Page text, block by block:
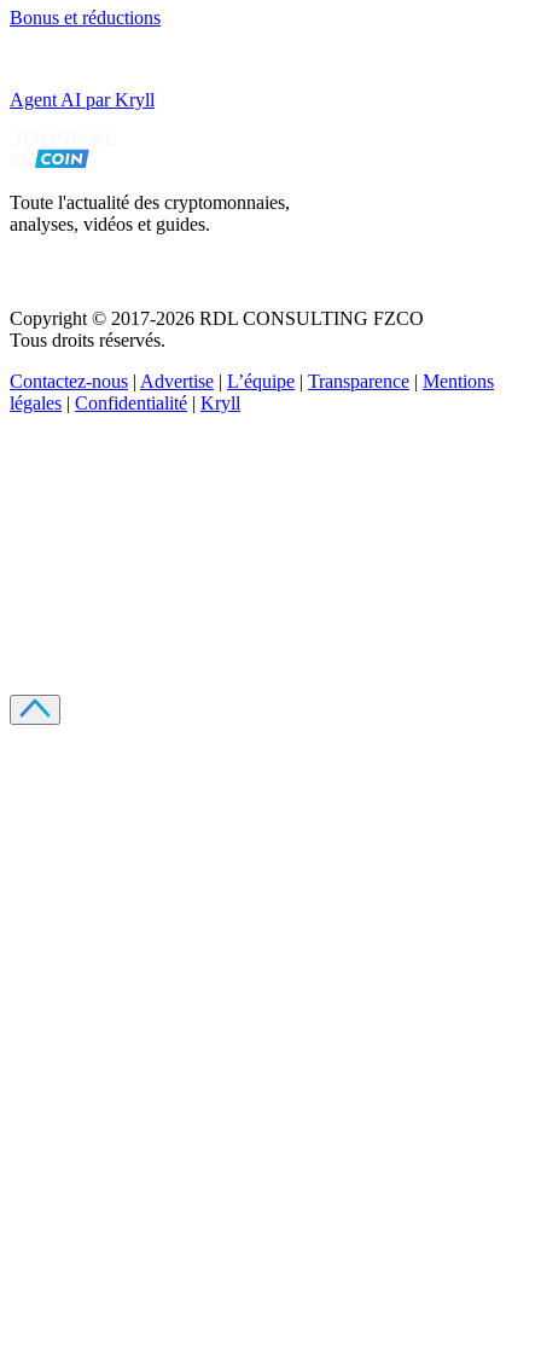
Bonus et réductions
Agent AI par Kryll
Toute l'actualité des cryptomonnaies,
analyses, vidéos et guides.
Copyright © 2017-2026 RDL CONSULTING FZCO
Tous droits réservés.
Contactez-nous | Advertise | L’équipe | Transparence | Mentions
légales | Confidentialité | Kryll